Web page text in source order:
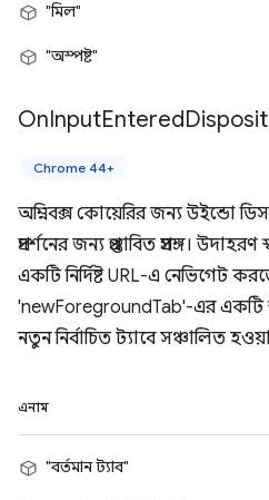
"মিল"
"অস্পষ্ট"
OnInputEntered
Chrome 44+
অম্নিবক্স কোয়েরির জন্য উইন্ডো
প্রদর্শনের জন্য প্রস্তাবিত প্রসঙ্গ।
একটি নির্দিষ্ট URL-এ নেভিগেট
'newForegroundTab'-এর একটি
নতুন নির্বাচিত ট্যাবে সঞ্চালিত
এনাম
"বর্তমান ট্যাব"